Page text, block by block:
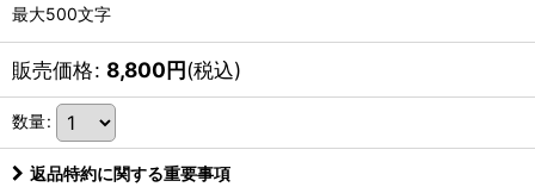
最大500文字
販売価格: 8,800円(税込)
数量:
返品特約に関する重要事項